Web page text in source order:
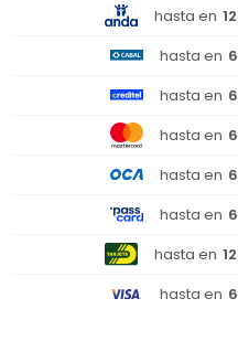
hasta en 12
hasta en 6
hasta en 6
hasta en 6
hasta en 6
hasta en 6
hasta en 12
hasta en 6